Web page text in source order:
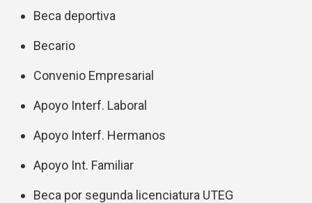
Beca deportiva
Becario
Convenio Empresarial
Apoyo Interf. Laboral
Apoyo Interf. Hermanos
Apoyo Int. Familiar
Beca por segunda licenciatura UTEG